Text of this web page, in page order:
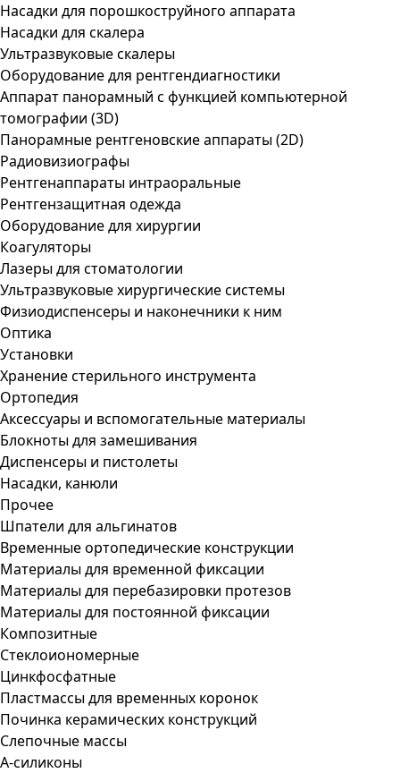
Насадки для порошкоструйного аппарата
Насадки для скалера
Ультразвуковые скалеры
Оборудование для рентгендиагностики
Аппарат панорамный с функцией компьютерной
томографии (3D)
Панорамные рентгеновские аппараты (2D)
Радиовизиографы
Рентгенаппараты интраоральные
Рентгензащитная одежда
Оборудование для хирургии
Коагуляторы
Лазеры для стоматологии
Ультразвуковые хирургические системы
Физиодиспенсеры и наконечники к ним
Оптика
Установки
Хранение стерильного инструмента
Ортопедия
Аксессуары и вспомогательные материалы
Блокноты для замешивания
Диспенсеры и пистолеты
Насадки, канюли
Прочее
Шпатели для альгинатов
Временные ортопедические конструкции
Материалы для временной фиксации
Материалы для перебазировки протезов
Материалы для постоянной фиксации
Композитные
Стеклоиономерные
Цинкфосфатные
Пластмассы для временных коронок
Починка керамических конструкций
Слепочные массы
А-силиконы